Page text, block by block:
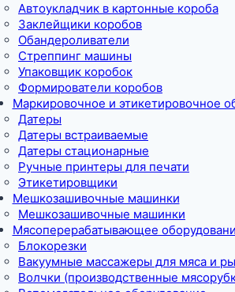
Автоукладчик в картонные короба
Заклейщики коробов
Обандероливатели
Стреппинг машины
Упаковщик коробок
Формирователи коробов
Маркировочное и этикетировочное
Датеры
Датеры встраиваемые
Датеры стационарные
Ручные принтеры для печати
Этикетировщики
Мешкозашивочные машинки
Мешкозашивочные машинки
Мясоперерабатывающее
Блокорезки
Вакуумные массажеры для мяса и
Волчки (производственные